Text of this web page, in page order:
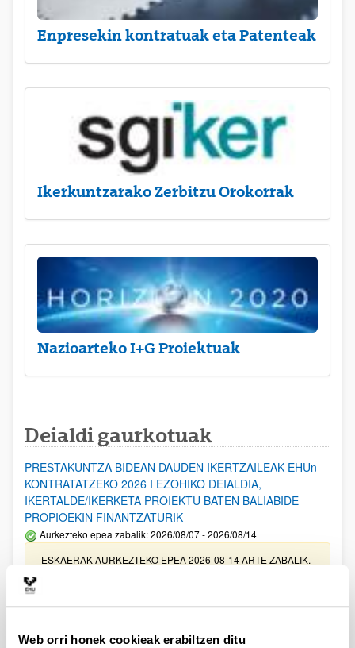
Web orri honek cookieak erabiltzen ditu
Enpresekin kontratuak eta Patenteak
Ikerkuntzarako Zerbitzu Orokorrak
Nazioarteko I+G Proiektuak
Deialdi gaurkotuak
PRESTAKUNTZA BIDEAN DAUDEN IKERTZAILEAK EHUn
KONTRATATZEKO 2026 I EZOHIKO DEIALDIA,
IKERTALDE/IKERKETA PROIEKTU BATEN BALIABIDE
PROPIOEKIN FINANTZATURIK
Aurkezteko epea zabalik: 2026/08/07 - 2026/08/14
ESKAERAK AURKEZTEKO EPEA 2026-08-14 ARTE ZABALIK.
UPV/EHUn Azpiegitura Zientifikoa eta Funts Bibliografikoak